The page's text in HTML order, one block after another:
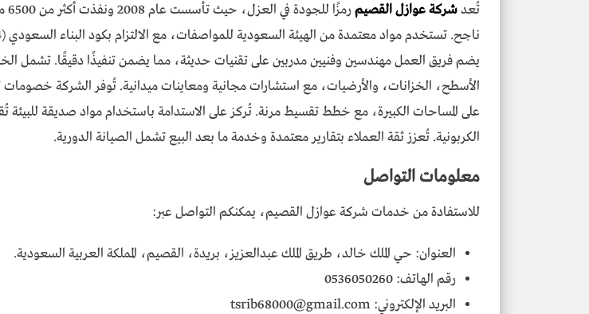
تُعدشركة عوازل القصيم
يضم فريق العمل مهندسين وفنيين مدربين على تقنيات حديثة، مما يضمن تنفيذًا دقيقًا. تشمل
على المساحات الكبيرة، مع خطط تقسيط مرنة. تُركز على الاستدامة باستخدام مواد صديقة للبيئة
الكربونية. تُعزز ثقة العملاء بتقارير معتمدة وخدمة ما بعد البيع تشمل الصيانة الدورية.
معلومات التواصل
للاستفادة من خدمات شركة عوازل القصيم، يمكنكم التواصل عبر:
العنوان: حي الملك خالد، طريق الملك عبدالعزيز، بريدة، القصيم، المملكة العربية السعودية.
رقم الهاتف: 0536050260
البريد الإلكتروني: tsrib68000@gmail.com